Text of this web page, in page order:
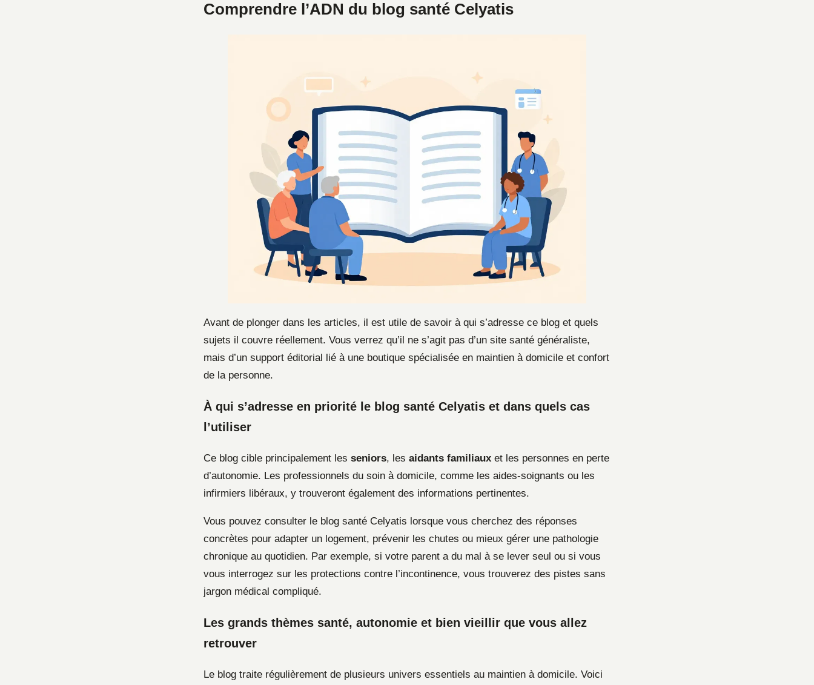
Comprendre l’ADN du blog santé Celyatis
Avant de plonger dans les articles, il est utile de savoir à qui s’adresse ce blog et quels
sujets il couvre réellement. Vous verrez qu’il ne s’agit pas d’un site santé généraliste,
mais d’un support éditorial lié à une boutique spécialisée en maintien à domicile et confort
de la personne.
À qui s’adresse en priorité le blog santé Celyatis et dans quels cas
l’utiliser
Ce blog cible principalement les seniors, les aidants familiaux et les personnes en perte
d’autonomie. Les professionnels du soin à domicile, comme les aides-soignants ou les
infirmiers libéraux, y trouveront également des informations pertinentes.
Vous pouvez consulter le blog santé Celyatis lorsque vous cherchez des réponses
concrètes pour adapter un logement, prévenir les chutes ou mieux gérer une pathologie
chronique au quotidien. Par exemple, si votre parent a du mal à se lever seul ou si vous
vous interrogez sur les protections contre l’incontinence, vous trouverez des pistes sans
jargon médical compliqué.
Les grands thèmes santé, autonomie et bien vieillir que vous allez
retrouver
Le blog traite régulièrement de plusieurs univers essentiels au maintien à domicile. Voici